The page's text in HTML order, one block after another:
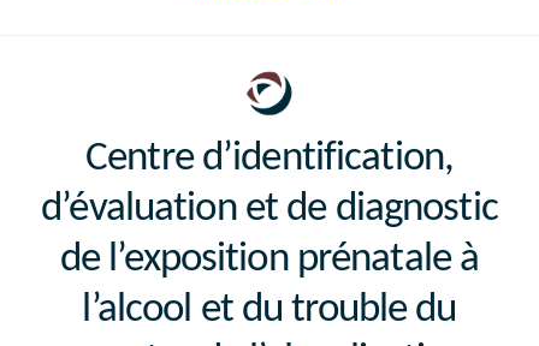
Centre d’identification,
d’évaluation et de diagnostic
de l’exposition prénatale à
l’alcool et du trouble du